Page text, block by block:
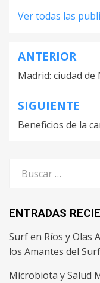
Ver todas las
Navegación
de
entradas
ANTERIOR
Madrid: ciudad de
SIGUIENTE
Beneficios de la
por:
ENTRADAS
Surf en Ríos y Olas
los Amantes del Surf
Microbiota y Salud